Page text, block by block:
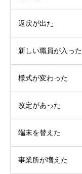
返戻が出た
新しい職員が入った
様式が変わった
改定があった
端末を替えた
事業所が増えた